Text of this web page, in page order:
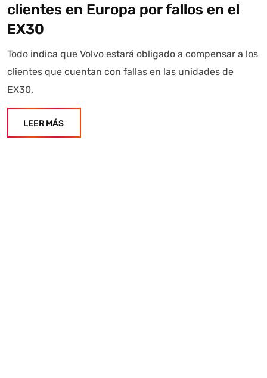
clientes en Europa por fallos en el
EX30
Todo indica que Volvo estará obligado a compensar a los
clientes que cuentan con fallas en las unidades de
EX30.
LEER MÁS